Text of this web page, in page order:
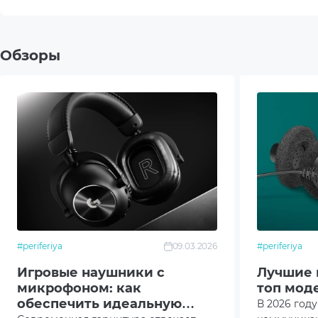
Материал корпуса
Материал амбушюр
Управление
Поддержка платформ MAC
Дополнительно
Обзоры
#periferiya 09.03.2026
Игровые наушники с
микрофоном: как
обеспечить идеальную
#periferiya
Лучшие
топ
В 2026